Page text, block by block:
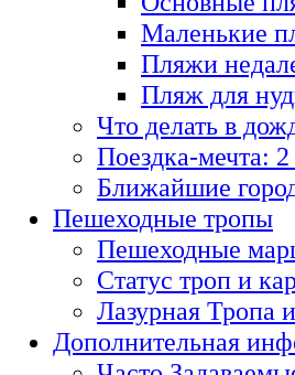
Маленькие
Пляжи
Пляж для
Что делать в
Поездка-мечта:
Ближайшие
Пешеходные тропы
Пешеходные
Статус троп и
Лазурная Тропа
Дополнительная